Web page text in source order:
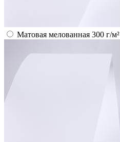
Матовая мелованная 300 г/м²